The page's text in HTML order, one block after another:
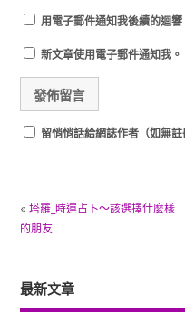
用電子郵件通知我後續的迴響
新文章使用電子郵件通知我。
留悄悄話給網誌作者（如無
« 塔羅_時運占卜～該選擇什麼樣
的朋友
最新文章